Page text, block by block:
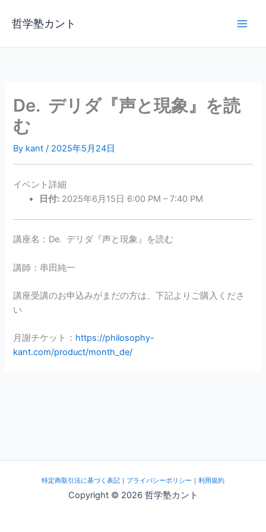
ス
哲学塾カント
De. デリダ『声と現象』を読
む
By kant/ 2025年5月24日
イベント詳細
日付: 2025年6月15日 6:00 PM – 7:40 PM
講座名：De. デリダ『声と現象』を読む
講師：串田純一
講座受講のお申込みがまだの方は、下記よりご購入くださ
い
月謝チケット： https://philosophy-
kant.com/product/month_de/
特定商取引法に基づく表記 ｜ プライバシーポリシー ｜ 利用規約
Copyright © 2026 哲学塾カント